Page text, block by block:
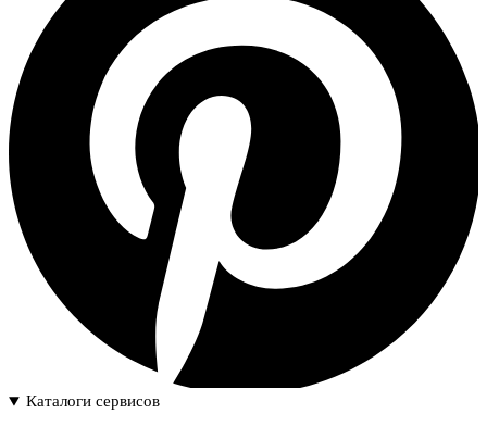
Каталоги сервисов